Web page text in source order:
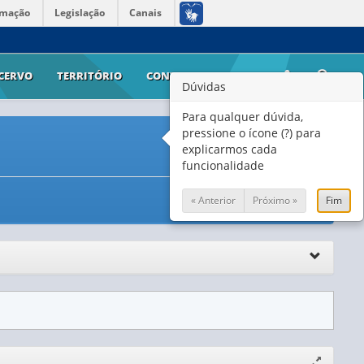
Legislação Canais
TERRITÓRIO CONTATO AJUDA
Dúvidas
Para qualquer dúvida,
pressione o ícone (?) para
explicarmos cada
funcionalidade
« Anterior Próximo » Fim